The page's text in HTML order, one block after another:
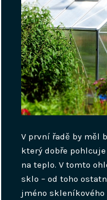
V první řadě by měl
který dobře
na teplo. V tomto
sklo – od toho
jméno